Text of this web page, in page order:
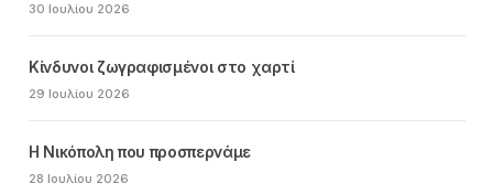
30 Ιουλίου 2026
Κίνδυνοι ζωγραφισμένοι στο χαρτί
29 Ιουλίου 2026
Η Νικόπολη που προσπερνάμε
28 Ιουλίου 2026